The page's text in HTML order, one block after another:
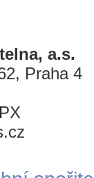
a.s.
Praha 4